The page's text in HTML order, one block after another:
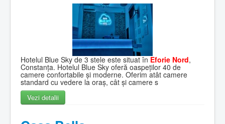
Hotelul Blue Sky de 3 stele este situat înEforie Nord,
Constanța. Hotelul Blue Sky oferă oaspeților 40 de
camere confortabile și moderne. Oferim atât camere
standard cu vedere la oraș, cât și camere s
Vezi detalii